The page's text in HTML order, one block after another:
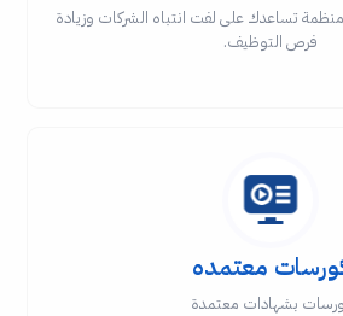
تساعدك على لفت انتباه الشركات وزيادة
فرص التوظيف.
معتمده
بشهادات معتمدة